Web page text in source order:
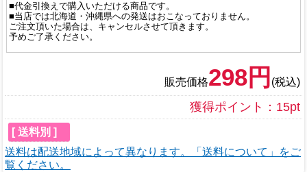
■代金引換えで購入いただける商品です。
■当店では北海道・沖縄県への発送はおこなっておりません。
ご注文頂いた場合は、キャンセルさせて頂きます。
予めご了承ください。
販売価格298円 (税込)
獲得ポイント：15pt
[ 送料別 ]
送料は配送地域によって異なります。「送料について」をご
覧ください。